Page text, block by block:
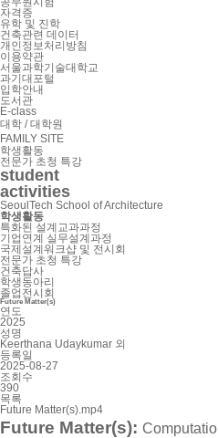
자격증
유학 및 진학
건축관련 데이터
개인정보처리방침
이용약관
서울과학기술대학교
과기대포털
입학안내
도서관
E-class
대학 / 대학원
FAMILY SITE
학생활동
전문가 초청 특강
student
activities
SeoulTech School of Architecture
학생활동
특화된 설계교과과정
기업연계 실무설계과정
국제설계워크샵 및 전시회
전문가 초청 특강
건축답사
학생동아리
졸업전시회
Future Matter(s)
연도
2025
성명
Keerthana Udaykumar 외
등록일
2025-08-27
조회수
390
목록
Future Matter(s).mp4
Future Matter(s):